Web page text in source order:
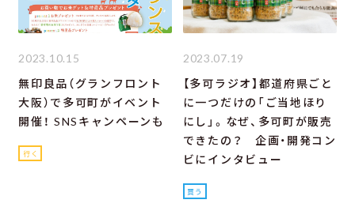
2023.10.15
無印良品（グランフロント
大阪）で多可町がイベント
開催！ SNSキャンペーンも
行く
2023.07.19
【多可ラジオ】都道府県ごと
に一つだけの「ご当地ほり
にし」。なぜ、多可町が販売
できたの？ 企画・開発コン
ビにインタビュー
買う